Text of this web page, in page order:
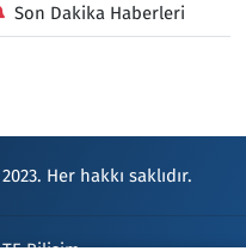
Son Dakika Haberleri
Her hakkı saklıdır.